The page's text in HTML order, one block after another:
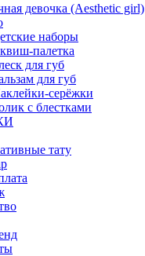
девочка (Aesthetic girl)
наборы
палетка
для губ
для губ
серёжки
с блестками
тату